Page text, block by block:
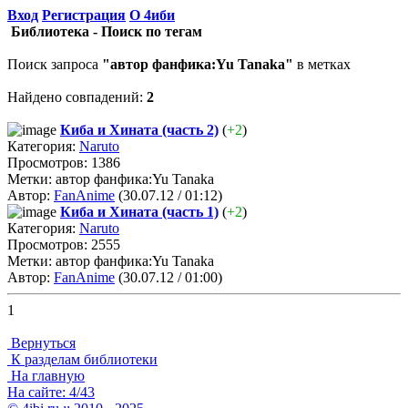
Вход Регистрация О 4иби
Библиотека - Поиск по тегам
Поиск запроса "автор фанфика:Yu Tanaka" в метках
Найдено совпадений: 2
Киба и Хината (часть 2) (+2)
Категория: Naruto
Просмотров: 1386
Метки: автор фанфика:Yu Tanaka
Автор: FanAnime (30.07.12 / 01:12)
Киба и Хината (часть 1) (+2)
Категория: Naruto
Просмотров: 2555
Метки: автор фанфика:Yu Tanaka
Автор: FanAnime (30.07.12 / 01:00)
1
Вернуться
К разделам библиотеки
На главную
На сайте: 4/43